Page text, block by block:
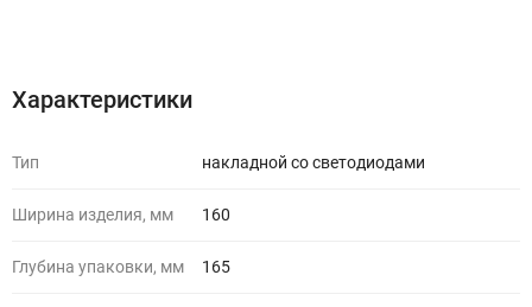
Характеристики
Тип накладной со светодиодами
Ширина изделия, мм 160
Глубина упаковки, мм 165